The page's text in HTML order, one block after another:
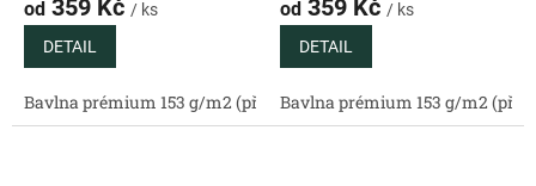
od 359 Kč / ks
DETAIL
Bavlna prémium 153 g/m2 (přírodní) Bavlněný satén 130 g/
od 359 Kč / ks
DETAIL
Bavlna prémium 153 g/m2